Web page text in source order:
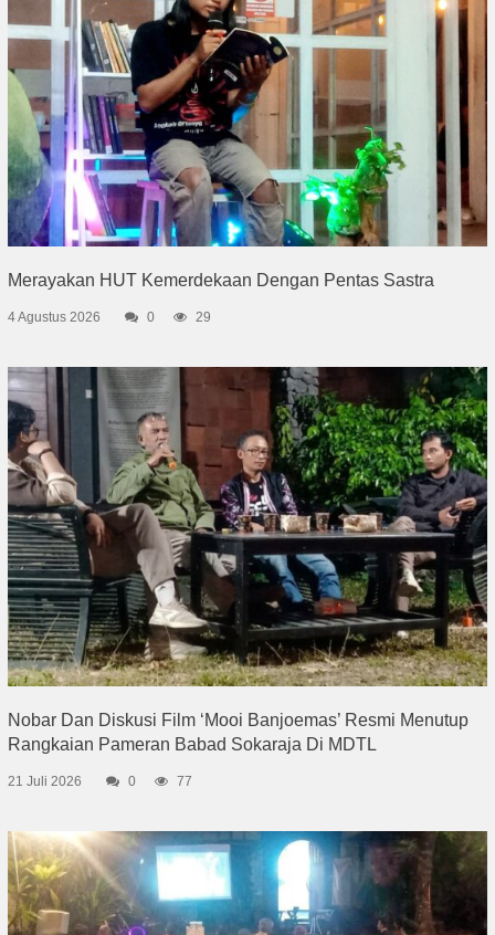
Merayakan HUT Kemerdekaan Dengan Pentas Sastra
4 Agustus 2026 0 29
Nobar Dan Diskusi Film ‘Mooi Banjoemas’ Resmi Menutup
Rangkaian Pameran Babad Sokaraja Di MDTL
21 Juli 2026 0 77